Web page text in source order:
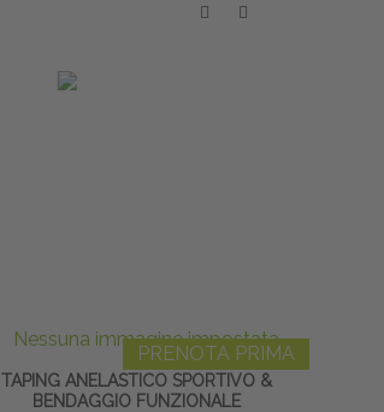
PRENOTA PRIMA
TAPING ANELASTICO SPORTIVO &
BENDAGGIO FUNZIONALE